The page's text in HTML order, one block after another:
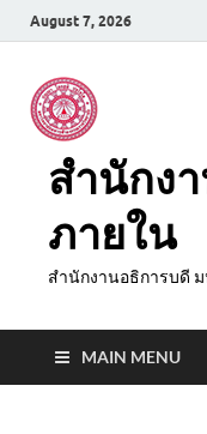
August 7, 2026
สำนักง
ภายใน
สำนักงานอธิการบดี
MAIN MENU